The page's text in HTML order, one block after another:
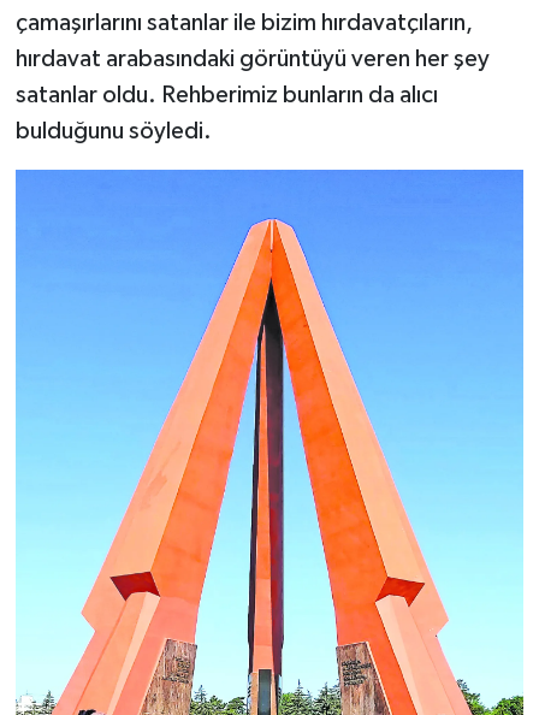
çamaşırlarını satanlar ile bizim hırdavatçıların,
hırdavat arabasındaki görüntüyü veren her şey
satanlar oldu. Rehberimiz bunların da alıcı
bulduğunu söyledi.